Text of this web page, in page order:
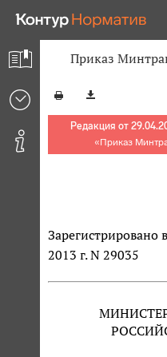
Приказ
Редакция от
«Приказ
2013 г. N 29035